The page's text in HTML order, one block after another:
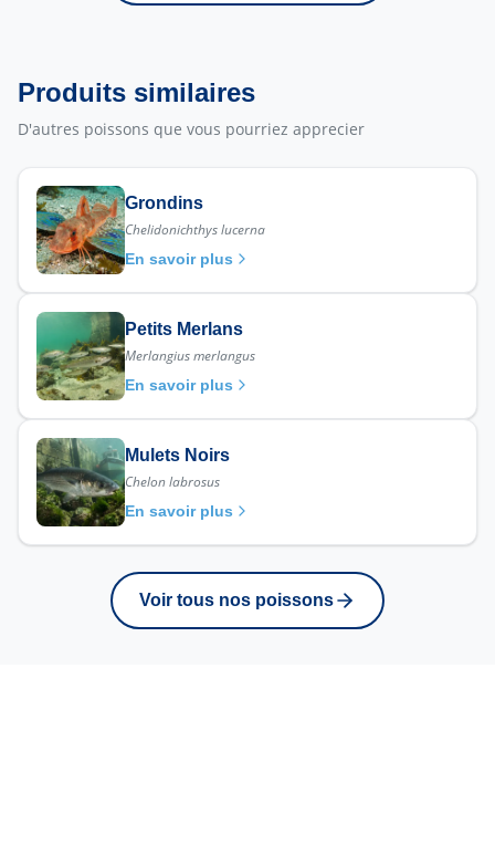
Produits similaires
D'autres poissons que vous pourriez apprecier
Grondins
Chelidonichthys lucerna
En savoir plus
Petits Merlans
Merlangius merlangus
En savoir plus
Mulets Noirs
Chelon labrosus
En savoir plus
Voir tous nos poissons